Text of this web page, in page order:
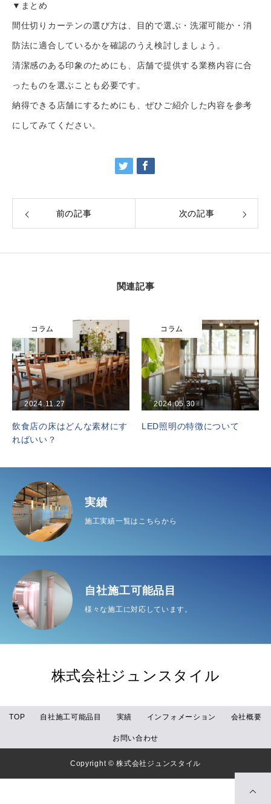
▼まとめ
間仕切りカーテンの選び方は、目的で選ぶ・洗濯可能か・消
防法に適合しているかを確認のうえ検討しましょう。
清潔感のある印象のためにも、店舗で提供する業務内容に合
ったものを選ぶことも必要です。
納得できる店舗にするためにも、ぜひご紹介した内容を参考
にしてみてください。
前の記事 次の記事
関連記事
コラム
飲食店の床はどんな素材にす
ればいい？
2024.11.27
コラム
LED照明の特徴について
2024.05.30
実績
施工実績一覧はこちらから
自社施工可能品目
様々な施工に対応しています。
株式会社ジュンスタイル
TOP 自社施工可能品目 実績 インフォメーション 会社概要
お問い合わせ
Copyright © 株式会社ジュンスタイル